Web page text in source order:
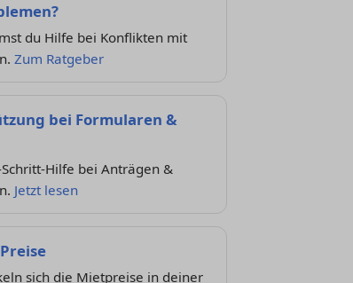
du Hilfe bei Konflikten mit
Zum Ratgeber
bei Formularen &
Hilfe bei Anträgen &
Jetzt lesen
sich die Mietpreise in deiner